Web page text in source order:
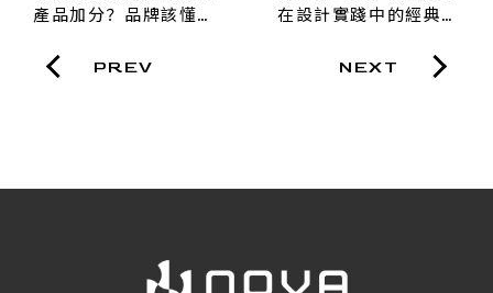
產品加分？品牌該懂的
維
PREV
在設計實踐中的經典價
NEXT